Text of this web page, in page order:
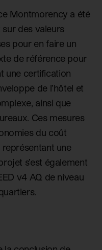
Montmorency a été
sur des valeurs
pour en faire un
de référence pour
une certification
de l’hôtel et
ainsi que
Ces mesures
du coût
une
s’est également
v4 AQ de niveau